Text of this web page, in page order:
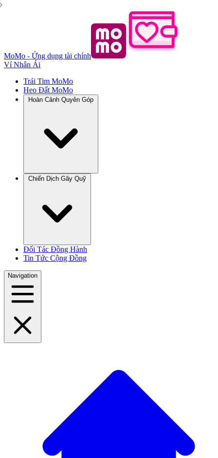
MoMo - Ứng dụng tài chính
Ví Nhân Ái
Trái Tim MoMo
Heo Đất MoMo
Hoàn Cảnh Quyên Góp
Chiến Dịch Gây Quỹ
Đối Tác Đồng Hành
Tin Tức Cộng Đồng
Navigation